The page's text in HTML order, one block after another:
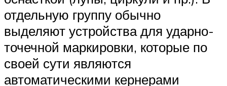
отдельную группу обычно
выделяют устройства для ударно-
точечной маркировки, которые по
своей сути являются
автоматическими кернерами